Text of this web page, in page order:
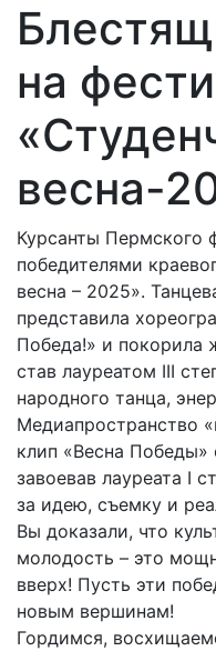
на
весна-
Курсанты Пермского
победителями
весна – 2025».
представила
Победа!» и покорила
став лауреатом III
народного танца,
Медиапространство
клип «Весна Победы»
завоевав лауреата I
за идею, съемку и
Вы доказали, что
молодость – это
вверх! Пусть эти
новым вершинам!
Гордимся,